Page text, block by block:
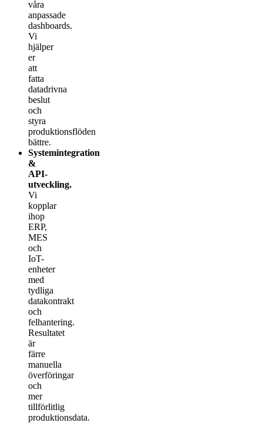
våra
anpassade
dashboards.
Vi
hjälper
er
att
fatta
datadrivna
beslut
och
styra
produktionsflöden
bättre.
Systemintegration
&
API-
utveckling.
Vi
kopplar
ihop
ERP,
MES
och
IoT-
enheter
med
tydliga
datakontrakt
och
felhantering.
Resultatet
är
färre
manuella
överföringar
och
mer
tillförlitlig
produktionsdata.